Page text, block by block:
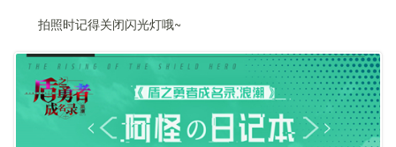
拍照时记得关闭闪光灯哦~